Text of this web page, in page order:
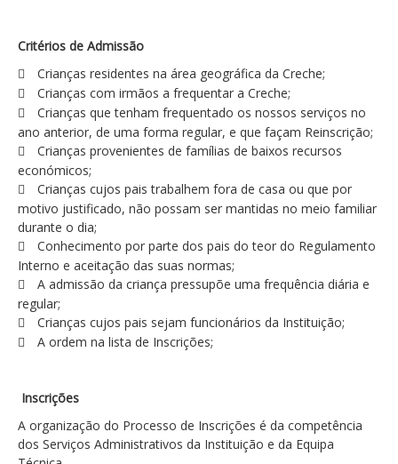
Critérios de Admissão
Crianças residentes na área geográfica da Creche;
Crianças com irmãos a frequentar a Creche;
Crianças que tenham frequentado os nossos serviços no
ano anterior, de uma forma regular, e que façam Reinscrição;
Crianças provenientes de famílias de baixos recursos
económicos;
Crianças cujos pais trabalhem fora de casa ou que por
motivo justificado, não possam ser mantidas no meio familiar
durante o dia;
Conhecimento por parte dos pais do teor do Regulamento
Interno e aceitação das suas normas;
A admissão da criança pressupõe uma frequência diária e
regular;
Crianças cujos pais sejam funcionários da Instituição;
A ordem na lista de Inscrições;
Inscrições
A organização do Processo de Inscrições é da competência
dos Serviços Administrativos da Instituição e da Equipa